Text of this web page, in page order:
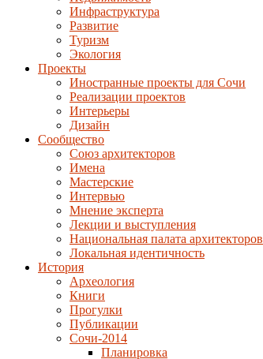
Инфраструктура
Развитие
Туризм
Экология
Проекты
Иностранные проекты для Сочи
Реализации проектов
Интерьеры
Дизайн
Сообщество
Союз архитекторов
Имена
Мастерские
Интервью
Мнение эксперта
Лекции и выступления
Национальная палата архитекторов
Локальная идентичность
История
Археология
Книги
Прогулки
Публикации
Сочи-2014
Планировка